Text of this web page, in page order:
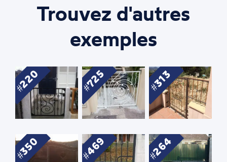
Trouvez d'autres
exemples
220 725 313
350 469 264